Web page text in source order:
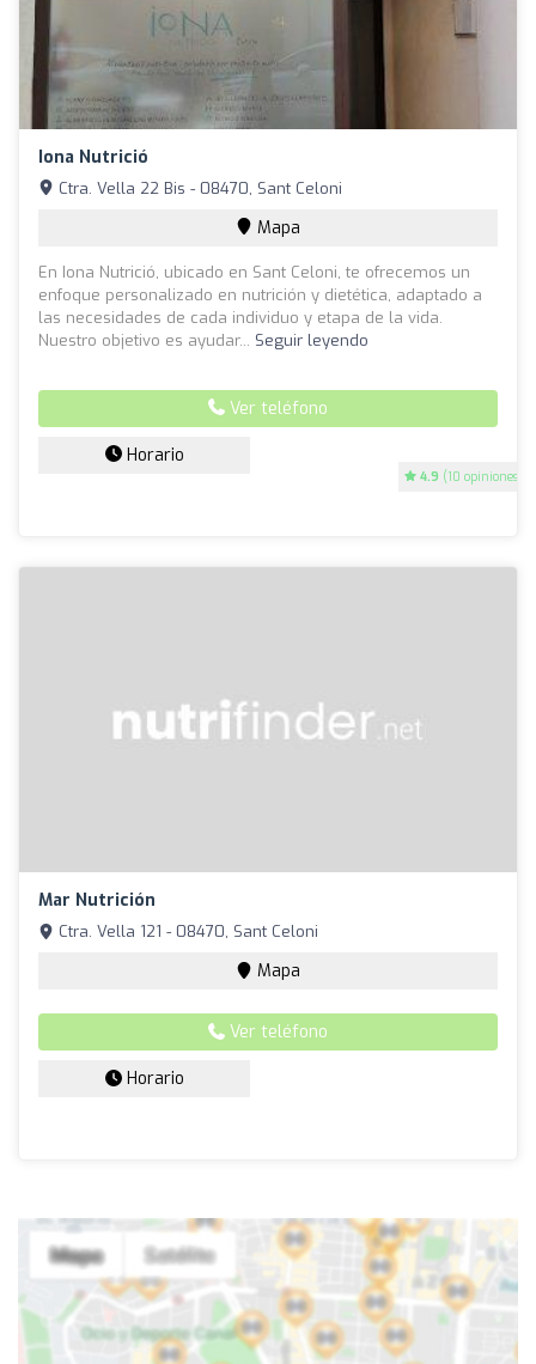
Iona Nutrició
4.9 (10 opiniones)
Ctra. Vella 22 Bis - 08470, Sant Celoni
Mapa
En Iona Nutrició, ubicado en Sant Celoni, te ofrecemos un
enfoque personalizado en nutrición y dietética, adaptado a
las necesidades de cada individuo y etapa de la vida.
Nuestro objetivo es ayudar... Seguir leyendo
Ver teléfono
Horario
Mar Nutrición
Ctra. Vella 121 - 08470, Sant Celoni
Mapa
Ver teléfono
Horario